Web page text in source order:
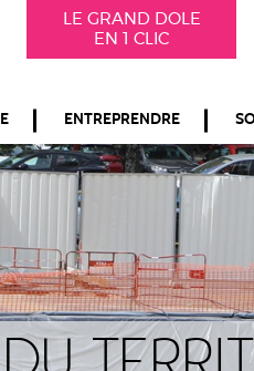
LE GRAND DOLE
EN 1 CLIC
ENTREPRENDRE
du